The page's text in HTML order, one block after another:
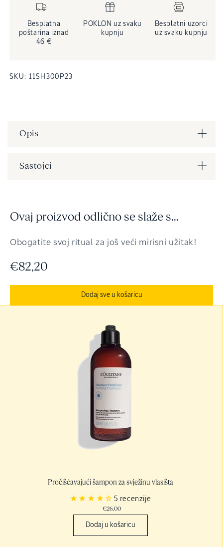
vlasišta
Besplatna
poštarina iznad
46 €
POKLON uz svaku
kupnju
Besplatni uzorci
uz svaku kupnju
SKU: INVENTARNA
11SH300P23
Opis
Sastojci
Ovaj proizvod odlično se slaže s...
Obogatite svoj ritual za još veći mirisni užitak!
€82,20
Dodaj sve u košaricu
Pročišćavajući šampon za svježinu vlasišta
5 recenzije
€26,00
Dodaj u košaricu